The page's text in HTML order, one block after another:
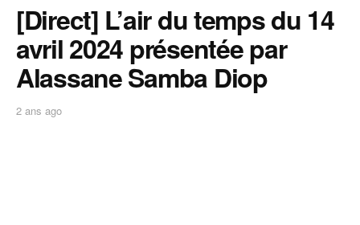
[Direct] L’air du temps du 14
avril 2024 présentée par
Alassane Samba Diop
2 ans ago